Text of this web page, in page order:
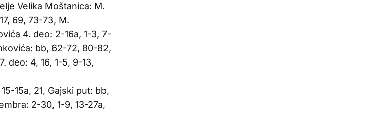
Velika Moštanica: M.
69, 73-73, M.
4. deo: 2-16a, 1-3, 7-
bb, 62-72, 80-82,
deo: 4, 16, 1-5, 9-13,
15a, 21, Gajski put: bb,
2-30, 1-9, 13-27a,